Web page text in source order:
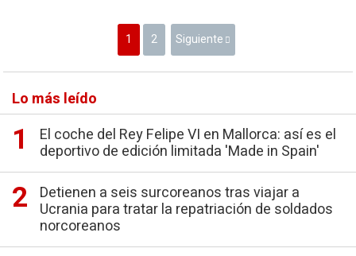
1 2 Siguiente
Lo más leído
El coche del Rey Felipe VI en Mallorca: así es el
deportivo de edición limitada 'Made in Spain'
Detienen a seis surcoreanos tras viajar a
Ucrania para tratar la repatriación de soldados
norcoreanos